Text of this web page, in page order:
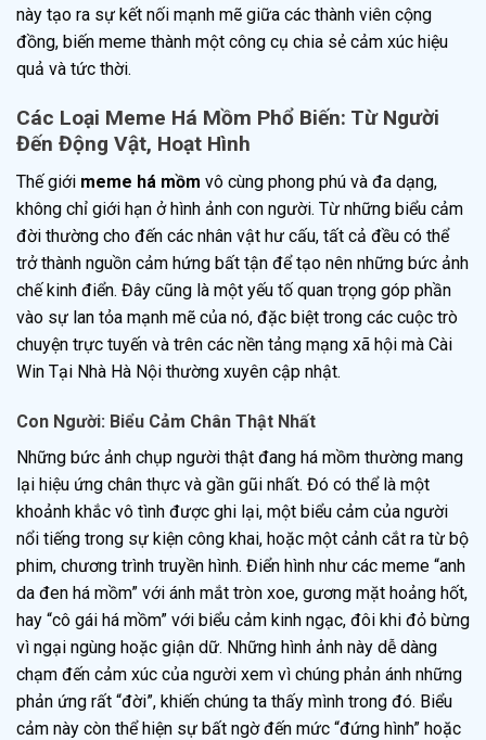
này tạo ra sự kết nối mạnh mẽ giữa các thành viên cộng
đồng, biến meme thành một công cụ chia sẻ cảm xúc hiệu
quả và tức thời.
Các Loại Meme Há Mồm Phổ Biến: Từ Người
Đến Động Vật, Hoạt Hình
Thế giới meme há mồm vô cùng phong phú và đa dạng,
không chỉ giới hạn ở hình ảnh con người. Từ những biểu cảm
đời thường cho đến các nhân vật hư cấu, tất cả đều có thể
trở thành nguồn cảm hứng bất tận để tạo nên những bức ảnh
chế kinh điển. Đây cũng là một yếu tố quan trọng góp phần
vào sự lan tỏa mạnh mẽ của nó, đặc biệt trong các cuộc trò
chuyện trực tuyến và trên các nền tảng mạng xã hội mà Cài
Win Tại Nhà Hà Nội thường xuyên cập nhật.
Con Người: Biểu Cảm Chân Thật Nhất
Những bức ảnh chụp người thật đang há mồm thường mang
lại hiệu ứng chân thực và gần gũi nhất. Đó có thể là một
khoảnh khắc vô tình được ghi lại, một biểu cảm của người
nổi tiếng trong sự kiện công khai, hoặc một cảnh cắt ra từ bộ
phim, chương trình truyền hình. Điển hình như các meme “anh
da đen há mồm” với ánh mắt tròn xoe, gương mặt hoảng hốt,
hay “cô gái há mồm” với biểu cảm kinh ngạc, đôi khi đỏ bừng
vì ngại ngùng hoặc giận dữ. Những hình ảnh này dễ dàng
chạm đến cảm xúc của người xem vì chúng phản ánh những
phản ứng rất “đời”, khiến chúng ta thấy mình trong đó. Biểu
cảm này còn thể hiện sự bất ngờ đến mức “đứng hình” hoặc